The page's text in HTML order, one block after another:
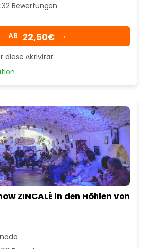
Bewertungen
AB 22,50€ →
diese Aktivität
ZINCALÉ in den Höhlen von